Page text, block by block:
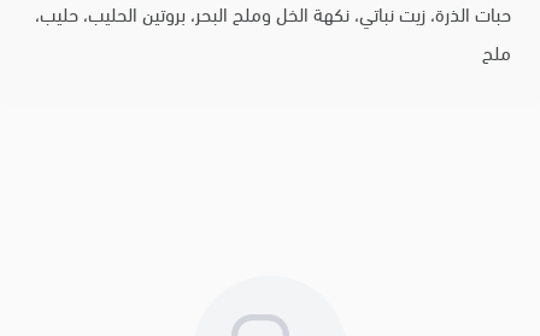
حبات الذرة، زيت نباتي، نكهة الخل وملح البحر، بروتين الحليب، حليب،
ملح